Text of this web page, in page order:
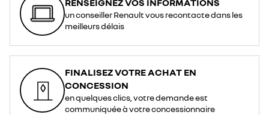
un conseiller Renault vous recontacte dans les
meilleurs délais
FINALISEZ VOTRE ACHAT EN
CONCESSION
en quelques clics, votre demande est
communiquée à votre concessionnaire